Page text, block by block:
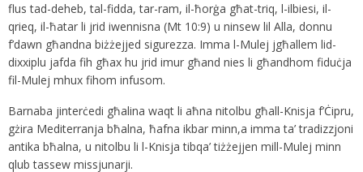
flus tad-deheb, tal-fidda, tar-ram, il-ħorġa għat-triq, l-ilbiesi, il-
qrieq, il-ħatar li jrid iwennisna (Mt 10:9) u ninsew lil Alla, donnu
f’dawn għandna biżżejjed sigurezza. Imma l-Mulej jgħallem lid-
dixxiplu jafda fih għax hu jrid imur għand nies li għandhom fiduċja
fil-Mulej mhux fihom infusom.
Barnaba jinterċedi għalina waqt li aħna nitolbu għall-Knisja f’Ċipru,
gżira Mediterranja bħalna, ħafna ikbar minn,a imma ta’ tradizzjoni
antika bħalna, u nitolbu li l-Knisja tibqa’ tiżżejjen mill-Mulej minn
qlub tassew missjunarji.